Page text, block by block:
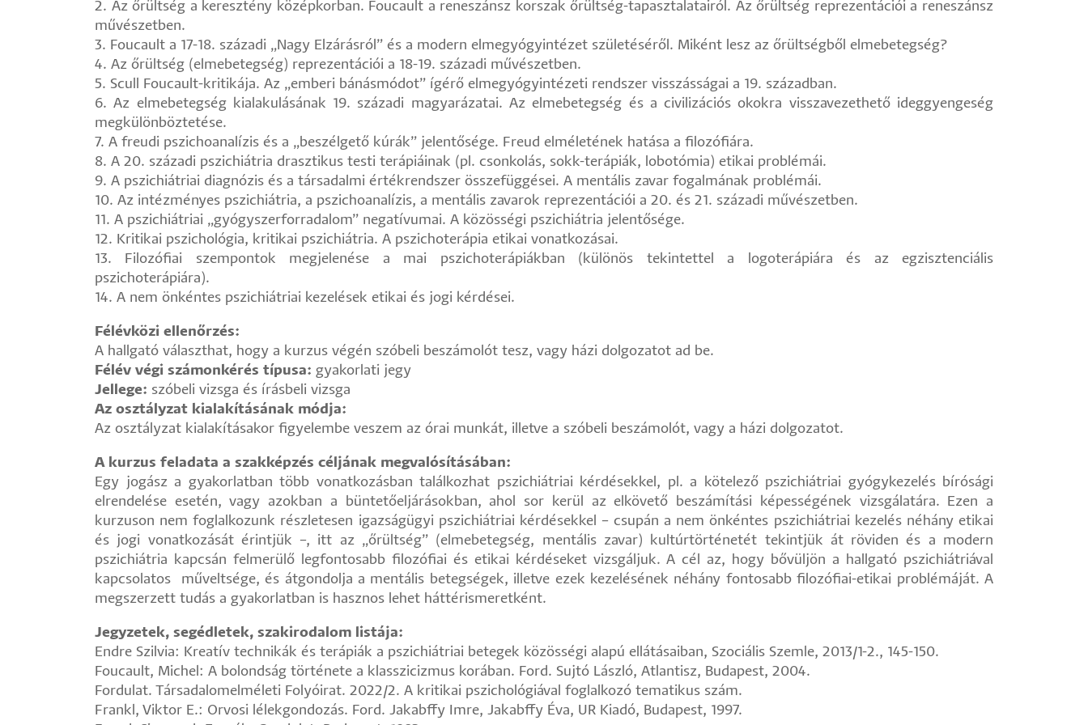
2. Az őrültség a keresztény középkorban. Foucault a reneszánsz korszak őrültség-tapasztalatairól. Az őrültség reprezentációi a reneszánsz
művészetben.
3. Foucault a 17-18. századi „Nagy Elzárásról” és a modern elmegyógyintézet születéséről. Miként lesz az őrültségből elmebetegség?
4. Az őrültség (elmebetegség) reprezentációi a 18-19. századi művészetben.
5. Scull Foucault-kritikája. Az „emberi bánásmódot” ígérő elmegyógyintézeti rendszer visszásságai a 19. században.
6. Az elmebetegség kialakulásának 19. századi magyarázatai. Az elmebetegség és a civilizációs okokra visszavezethető ideggyengeség
megkülönböztetése.
7. A freudi pszichoanalízis és a „beszélgető kúrák” jelentősége. Freud elméletének hatása a filozófiára.
8. A 20. századi pszichiátria drasztikus testi terápiáinak (pl. csonkolás, sokk-terápiák, lobotómia) etikai problémái.
9. A pszichiátriai diagnózis és a társadalmi értékrendszer összefüggései. A mentális zavar fogalmának problémái.
10. Az intézményes pszichiátria, a pszichoanalízis, a mentális zavarok reprezentációi a 20. és 21. századi művészetben.
11. A pszichiátriai „gyógyszerforradalom” negatívumai. A közösségi pszichiátria jelentősége.
12. Kritikai pszichológia, kritikai pszichiátria. A pszichoterápia etikai vonatkozásai.
13. Filozófiai szempontok megjelenése a mai pszichoterápiákban (különös tekintettel a logoterápiára és az egzisztenciális
pszichoterápiára).
14. A nem önkéntes pszichiátriai kezelések etikai és jogi kérdései.
Félévközi ellenőrzés:
A hallgató választhat, hogy a kurzus végén szóbeli beszámolót tesz, vagy házi dolgozatot ad be.
Félév végi számonkérés típusa: gyakorlati jegy
Jellege: szóbeli vizsga és írásbeli vizsga
Az osztályzat kialakításának módja:
Az osztályzat kialakításakor figyelembe veszem az órai munkát, illetve a szóbeli beszámolót, vagy a házi dolgozatot.
A kurzus feladata a szakképzés céljának megvalósításában:
Egy jogász a gyakorlatban több vonatkozásban találkozhat pszichiátriai kérdésekkel, pl. a kötelező pszichiátriai gyógykezelés bírósági
elrendelése esetén, vagy azokban a büntetőeljárásokban, ahol sor kerül az elkövető beszámítási képességének vizsgálatára. Ezen a
kurzuson nem foglalkozunk részletesen igazságügyi pszichiátriai kérdésekkel – csupán a nem önkéntes pszichiátriai kezelés néhány etikai
és jogi vonatkozását érintjük –, itt az „őrültség” (elmebetegség, mentális zavar) kultúrtörténetét tekintjük át röviden és a modern
pszichiátria kapcsán felmerülő legfontosabb filozófiai és etikai kérdéseket vizsgáljuk. A cél az, hogy bővüljön a hallgató pszichiátriával
kapcsolatos műveltsége, és átgondolja a mentális betegségek, illetve ezek kezelésének néhány fontosabb filozófiai-etikai problémáját. A
megszerzett tudás a gyakorlatban is hasznos lehet háttérismeretként.
Jegyzetek, segédletek, szakirodalom listája:
Endre Szilvia: Kreatív technikák és terápiák a pszichiátriai betegek közösségi alapú ellátásaiban, Szociális Szemle, 2013/1-2., 145-150.
Foucault, Michel: A bolondság története a klasszicizmus korában. Ford. Sujtó László, Atlantisz, Budapest, 2004.
Fordulat. Társadalomelméleti Folyóirat. 2022/2. A kritikai pszichológiával foglalkozó tematikus szám.
Frankl, Viktor E.: Orvosi lélekgondozás. Ford. Jakabffy Imre, Jakabffy Éva, UR Kiadó, Budapest, 1997.